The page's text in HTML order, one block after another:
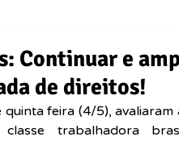
Continuar e
de direitos!
feira (4/5), avaliaram
trabalhadora